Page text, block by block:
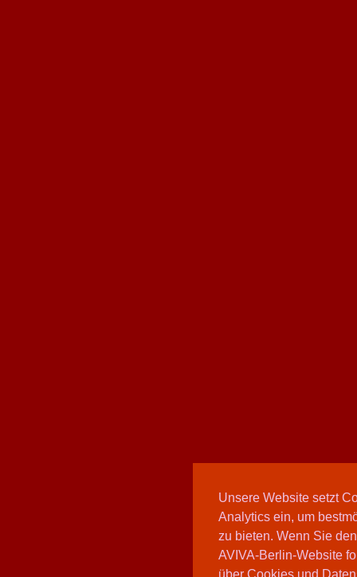
Unsere Website setzt
Analytics ein, um
zu bieten. Wenn Sie
AVIVA-Berlin-Website